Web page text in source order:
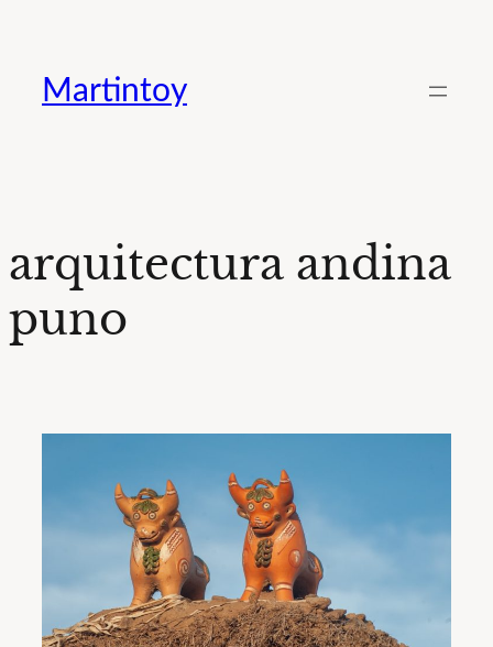
contenido
Martintoy
arquitectura andina
puno